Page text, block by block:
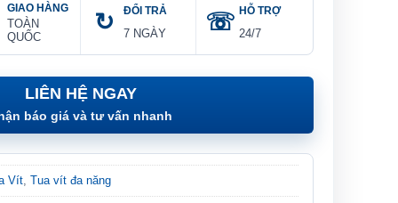
GIAO HÀNG
TOÀN
QUỐC
ĐỔI TRẢ
7 NGÀY
HỖ TRỢ
24/7
LIÊN HỆ NGAY
báo giá và tư vấn nhanh
Vít ,Tua vít đa năng